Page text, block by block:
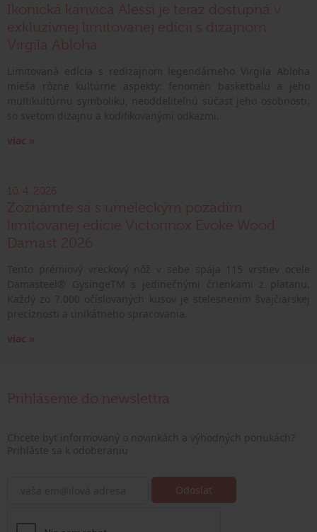
Ikonická kanvica Alessi je teraz dostupná v
exkluzívnej limitovanej edícii s dizajnom
Virgila Abloha
viac »
10. 4. 2026
Zoznámte sa s umeleckým pozadím
limitovanej edície Victorinox Evoke Wood
Damast 2026
viac »
Prihlásenie do newslettra